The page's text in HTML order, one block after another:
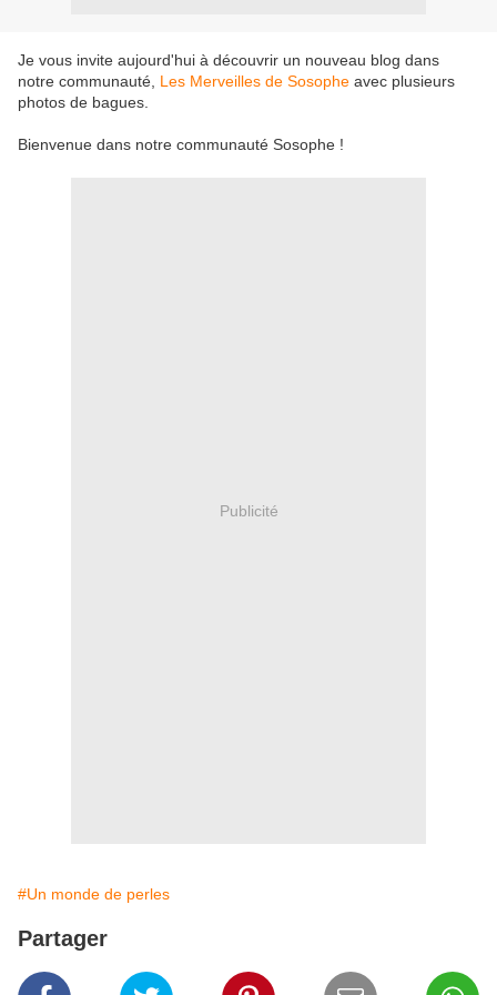
Je vous invite aujourd'hui à découvrir un nouveau blog dans
notre communauté, Les Merveilles de Sosophe avec plusieurs
photos de bagues.
Bienvenue dans notre communauté Sosophe !
Publicité
#Un monde de perles
Partager